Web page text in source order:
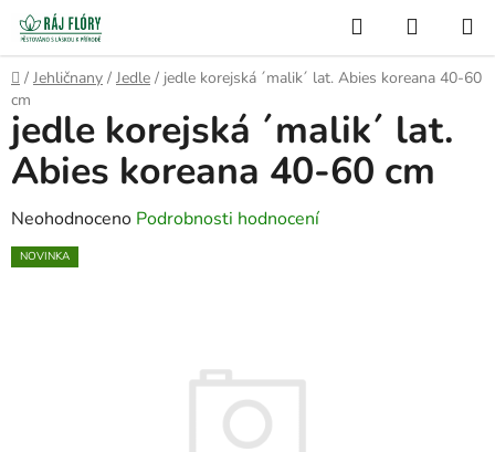
Přejít
obsah
Hledat
KOŠÍK
Domů
/ Jehličnany / Jedle / jedle korejská ´malik´ lat. Abies koreana 40-60
cm
jedle korejská ´malik´ lat.
Abies koreana 40-60 cm
Průměrné
hodnocení
Neohodnoceno Podrobnosti hodnocení
NOVINKA
Semínko